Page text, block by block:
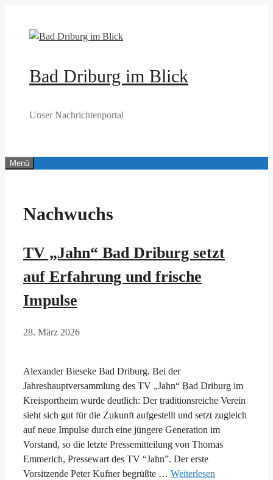
springen
Bad Driburg im Blick
Unser Nachrichtenportal
Menü
Nachwuchs
TV „Jahn“ Bad Driburg setzt
auf Erfahrung und frische
Impulse
28. März 2026
Alexander Bieseke Bad Driburg. Bei der
Jahreshauptversammlung des TV „Jahn“ Bad Driburg im
Kreisportheim wurde deutlich: Der traditionsreiche Verein
sieht sich gut für die Zukunft aufgestellt und setzt zugleich
auf neue Impulse durch eine jüngere Generation im
Vorstand, so die letzte Pressemitteilung von Thomas
Emmerich, Pressewart des TV “Jahn”. Der erste
Vorsitzende Peter Kufner begrüßte … Weiterlesen